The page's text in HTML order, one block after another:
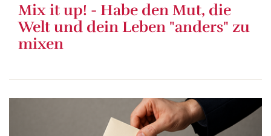
Mix it up! - Habe den Mut, die
Welt und dein Leben "anders" zu
mixen